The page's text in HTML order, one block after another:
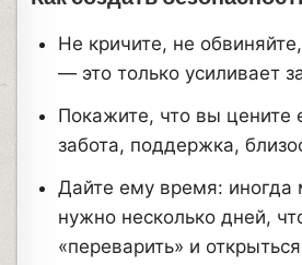
Не кричите, не
— это только усиливает
Покажите, что вы цените
забота, поддержка,
Дайте ему время: иногда
нужно несколько дней,
«переварить» и